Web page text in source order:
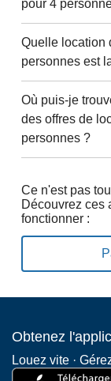
pour 4
Quelle location
personnes est
Où puis-je
des offres de
personnes ?
Ce n'est pas
Découvrez ces
fonctionner :
Obtenez
Louez vite ·